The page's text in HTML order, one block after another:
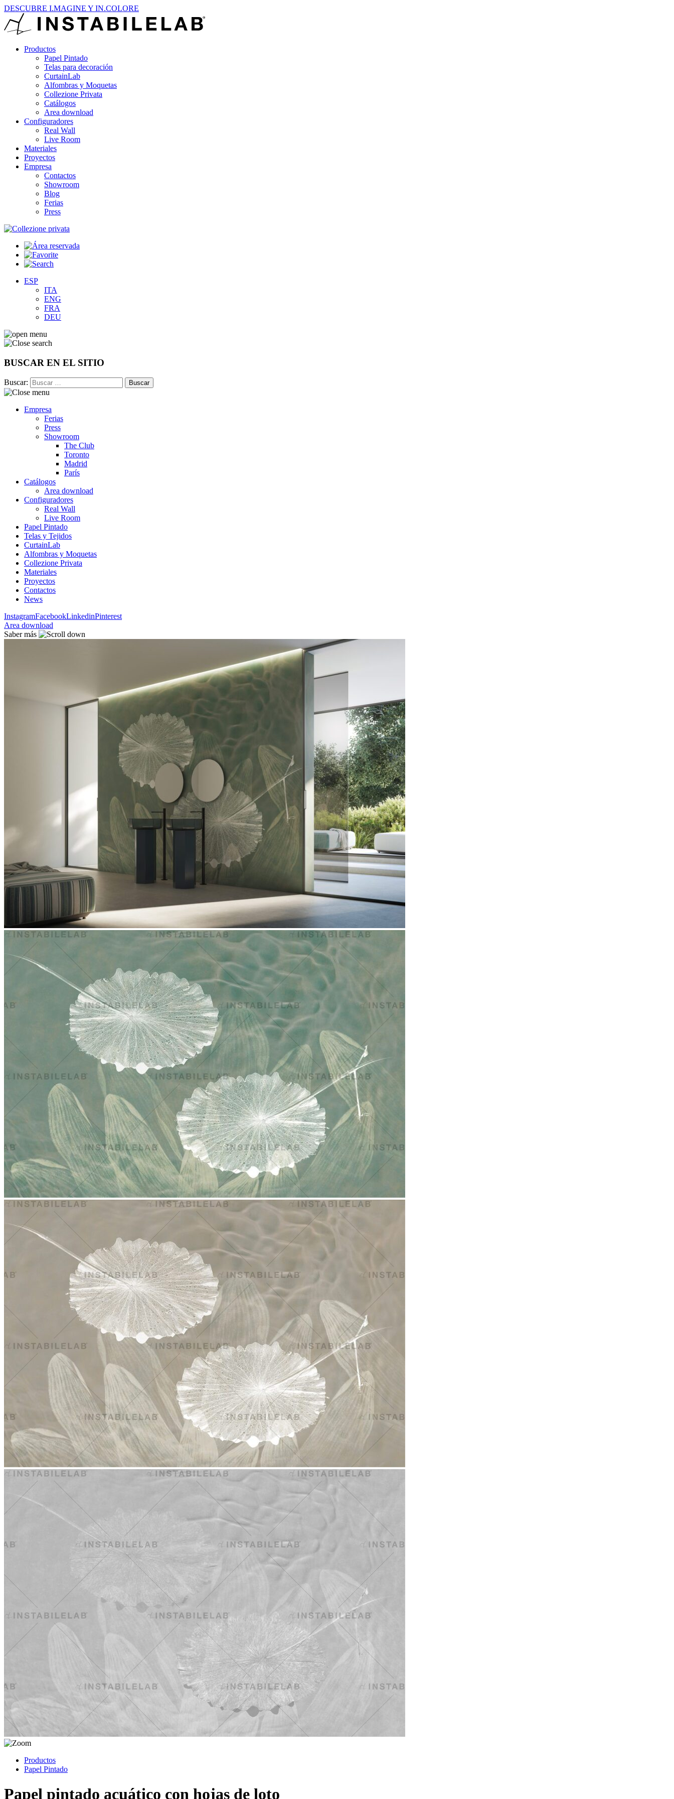
DESCUBRE I.MAGINE Y IN.COLORE
Productos
Papel Pintado
Telas para decoración
CurtainLab
Alfombras y Moquetas
Collezione Privata
Catálogos
Area download
Configuradores
Real Wall
Live Room
Materiales
Proyectos
Empresa
Contactos
Showroom
Blog
Ferias
Press
ESP
ITA
ENG
FRA
DEU
BUSCAR EN EL SITIO
Buscar:
Empresa
Ferias
Press
Showroom
The Club
Toronto
Madrid
París
Catálogos
Area download
Configuradores
Real Wall
Live Room
Papel Pintado
Telas y Tejidos
CurtainLab
Alfombras y Moquetas
Collezione Privata
Materiales
Proyectos
Contactos
News
InstagramFacebookLinkedinPinterest
Area download
Saber más
Productos
Papel Pintado
Papel pintado acuático con hojas de loto